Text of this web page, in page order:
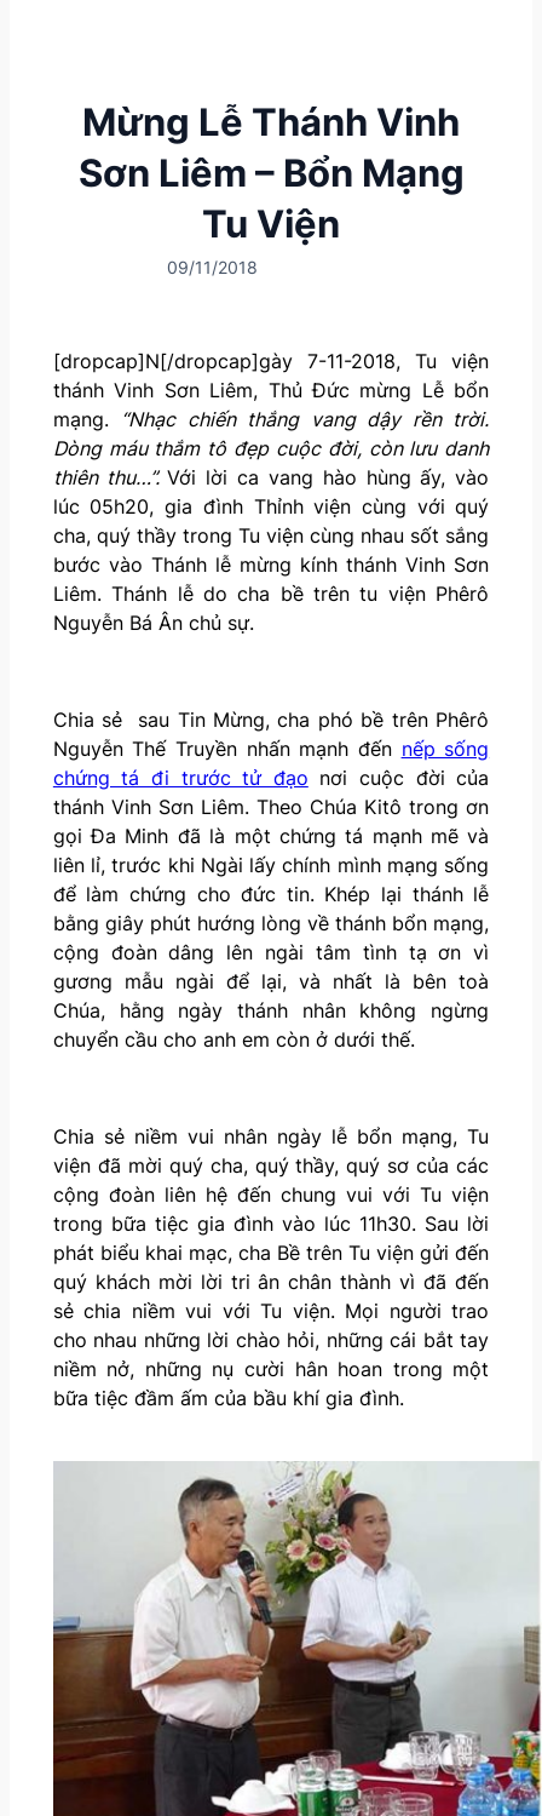
Mừng Lễ Thánh Vinh
Sơn Liêm – Bổn Mạng
Tu Viện
09/11/2018
[dropcap]N[/dropcap]gày 7-11-2018, Tu viện
thánh Vinh Sơn Liêm, Thủ Đức mừng Lễ bổn
mạng. “Nhạc chiến thắng vang dậy rền trời.
Dòng máu thắm tô đẹp cuộc đời, còn lưu danh
thiên thu…”.Với lời ca vang hào hùng ấy, vào
lúc 05h20, gia đình Thỉnh viện cùng với quý
cha, quý thầy trong Tu viện cùng nhau sốt sắng
bước vào Thánh lễ mừng kính thánh Vinh Sơn
Liêm. Thánh lễ do cha bề trên tu viện Phêrô
Nguyễn Bá Ân chủ sự.
Chia sẻ sau Tin Mừng, cha phó bề trên Phêrô
Nguyễn Thế Truyền nhấn mạnh đến nếp sống
chứng tá đi trước tử đạo nơi cuộc đời của
thánh Vinh Sơn Liêm. Theo Chúa Kitô trong ơn
gọi Đa Minh đã là một chứng tá mạnh mẽ và
liên lỉ, trước khi Ngài lấy chính mình mạng sống
để làm chứng cho đức tin. Khép lại thánh lễ
bằng giây phút hướng lòng về thánh bổn mạng,
cộng đoàn dâng lên ngài tâm tình tạ ơn vì
gương mẫu ngài để lại, và nhất là bên toà
Chúa, hằng ngày thánh nhân không ngừng
chuyển cầu cho anh em còn ở dưới thế.
Chia sẻ niềm vui nhân ngày lễ bổn mạng, Tu
viện đã mời quý cha, quý thầy, quý sơ của các
cộng đoàn liên hệ đến chung vui với Tu viện
trong bữa tiệc gia đình vào lúc 11h30. Sau lời
phát biểu khai mạc, cha Bề trên Tu viện gửi đến
quý khách mời lời tri ân chân thành vì đã đến
sẻ chia niềm vui với Tu viện. Mọi người trao
cho nhau những lời chào hỏi, những cái bắt tay
niềm nở, những nụ cười hân hoan trong một
bữa tiệc đầm ấm của bầu khí gia đình.